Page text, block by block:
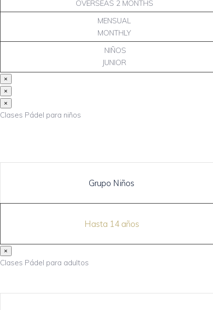
OVERSEAS 2 MONTHS
MENSUAL
MONTHLY
NIÑOS
JUNIOR
×
×
×
Clases Pádel para niños
Grupo Niños
Hasta 14 años
×
Clases Pádel para adultos